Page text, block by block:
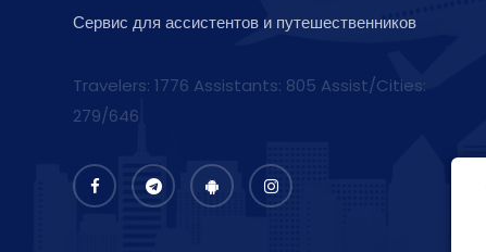
Сервис для ассистентов и путешественников
Travelers: 1776 Assistants: 805 Assist/Cities:
279/646